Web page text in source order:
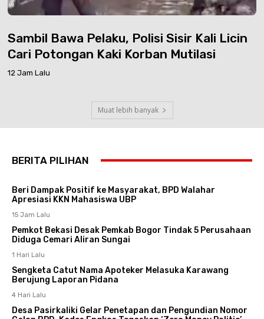
Sambil Bawa Pelaku, Polisi Sisir Kali Licin
Cari Potongan Kaki Korban Mutilasi
12 Jam Lalu
Muat lebih banyak
BERITA PILIHAN
Beri Dampak Positif ke Masyarakat, BPD Walahar
Apresiasi KKN Mahasiswa UBP
15 Jam Lalu
Pemkot Bekasi Desak Pemkab Bogor Tindak 5 Perusahaan
Diduga Cemari Aliran Sungai
1 Hari Lalu
Sengketa Catut Nama Apoteker Melasuka Karawang
Berujung Laporan Pidana
4 Hari Lalu
Desa Pasirkaliki Gelar Penetapan dan Pengundian Nomor